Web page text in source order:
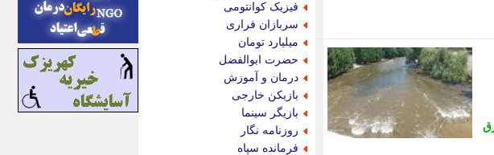
فیزیک کوانتومی
سربازان فراری
میلیارد تومان
حضرت ابوالفضل
درمان و آموزش
بازیکن خارجی
بازیگر سینما
روزنامه نگار
فرمانده سپاه
باشگاه خبرنگاران
باغستان نیوز
بامبوک
ببین و بخون
بدینسان
بنکر